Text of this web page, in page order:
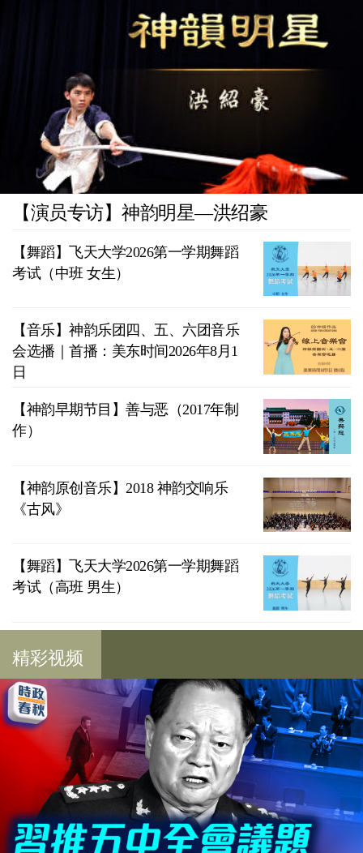
【演员专访】神韵明星—洪绍豪
【舞蹈】飞天大学2026第一学期舞蹈
考试（中班 女生）
【音乐】神韵乐团四、五、六团音乐
会选播｜首播：美东时间2026年8月1
日
【神韵早期节目】善与恶（2017年制
作）
【神韵原创音乐】2018 神韵交响乐
《古风》
【舞蹈】飞天大学2026第一学期舞蹈
考试（高班 男生）
精彩视频